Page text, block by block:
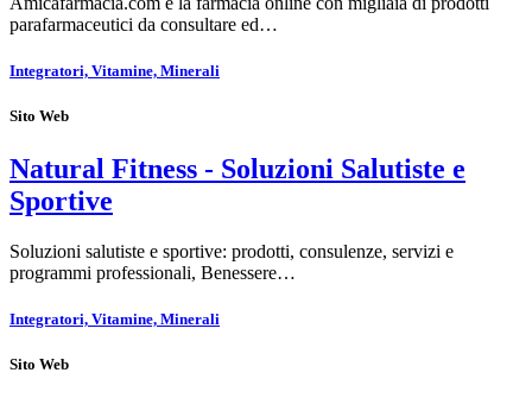
parafarmaceutici da consultare ed…
Integratori, Vitamine, Minerali
Sito Web
Natural Fitness - Soluzioni Salutiste e
Sportive
Soluzioni salutiste e sportive: prodotti, consulenze, servizi e
programmi professionali, Benessere…
Integratori, Vitamine, Minerali
Sito Web